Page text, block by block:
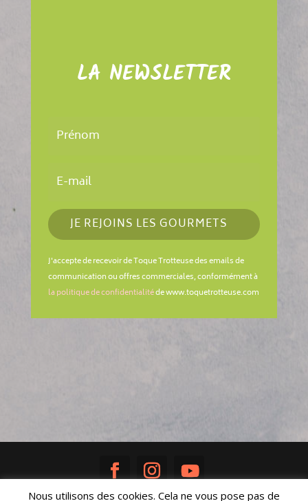
LA NEWSLETTER
JE REJOINS LES GOURMETS
J'accepte de recevoir de Toque Trotteuse des emails de
communication ou offres commerciales, conformément à
la politique de confidentialitéde www.toquetrotteuse.com
Nous utilisons des cookies. Cela ne vous pose pas de